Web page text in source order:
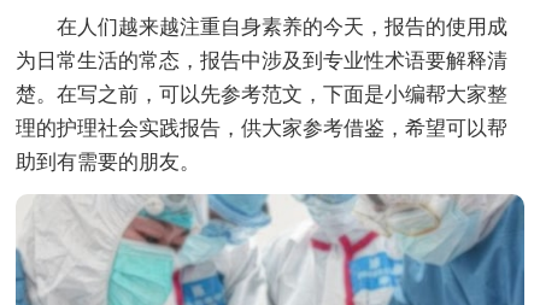
在人们越来越注重自身素养的今天，报告的使用成
为日常生活的常态，报告中涉及到专业性术语要解释清
楚。在写之前，可以先参考范文，下面是小编帮大家整
理的护理社会实践报告，供大家参考借鉴，希望可以帮
助到有需要的朋友。